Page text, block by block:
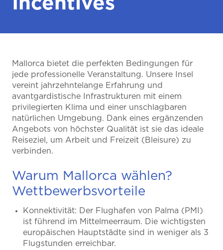
Mallorca bietet die perfekten Bedingungen für
jede professionelle Veranstaltung. Unsere Insel
vereint jahrzehntelange Erfahrung und
avantgardistische Infrastrukturen mit einem
privilegierten Klima und einer unschlagbaren
natürlichen Umgebung. Dank eines ergänzenden
Angebots von höchster Qualität ist sie das ideale
Reiseziel, um Arbeit und Freizeit (Bleisure) zu
verbinden.
Warum Mallorca wählen?
Wettbewerbsvorteile
Konnektivität: Der Flughafen von Palma (PMI)
ist führend im Mittelmeerraum. Die wichtigsten
europäischen Hauptstädte sind in weniger als 3
Flugstunden erreichbar.